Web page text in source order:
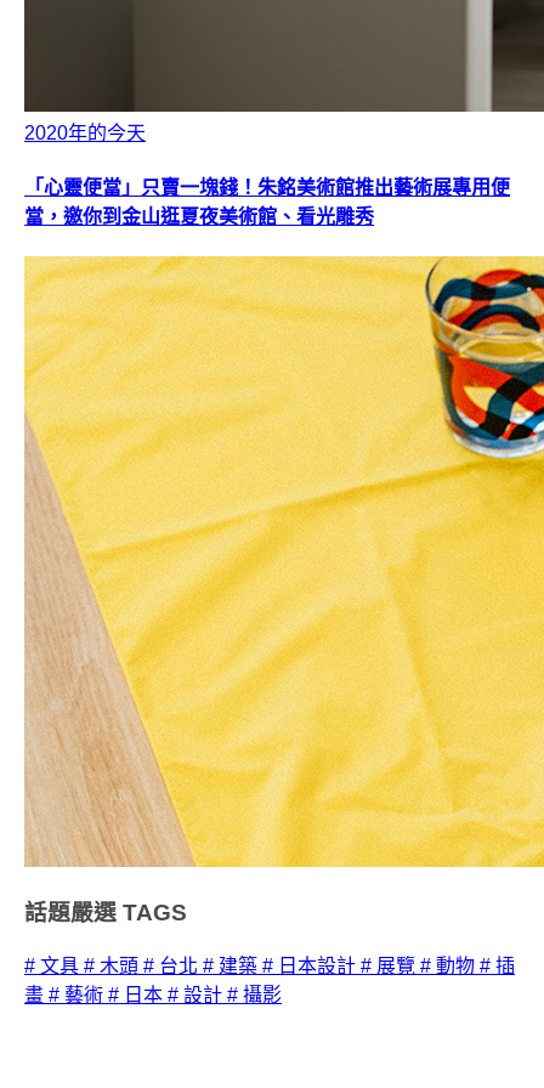
2020年的今天
「心靈便當」只賣一塊錢！朱銘美術館推出藝術展專用便
當，邀你到金山逛夏夜美術館、看光雕秀
話題嚴選 TAGS
# 文具 # 木頭 # 台北 # 建築 # 日本設計 # 展覽 # 動物 # 插
畫 # 藝術 # 日本 # 設計 # 攝影